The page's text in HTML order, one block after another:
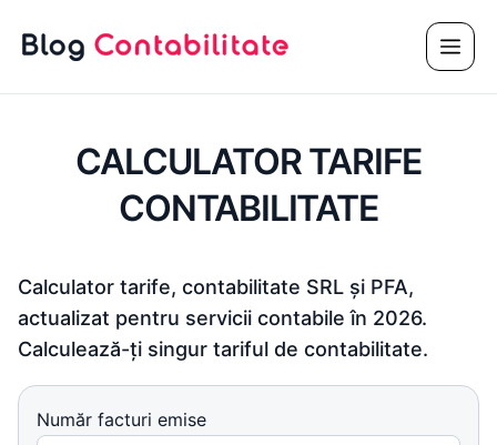
CALCULATOR TARIFE
CONTABILITATE
Calculator tarife, contabilitate SRL și PFA,
actualizat pentru servicii contabile în 2026.
Calculează-ți singur tariful de contabilitate.
Număr facturi emise